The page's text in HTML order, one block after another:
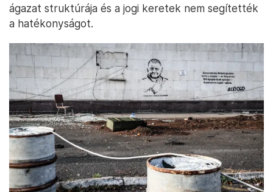
ágazat struktúrája és a jogi keretek nem segítették
a hatékonyságot.